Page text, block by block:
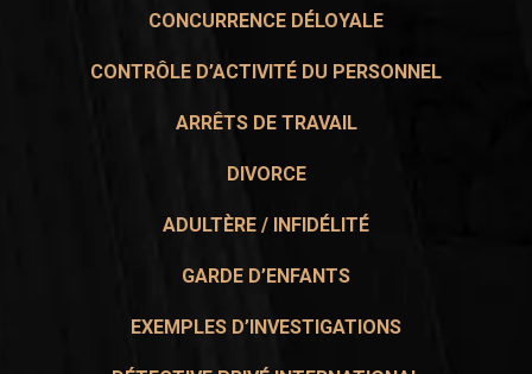
CONCURRENCE DÉLOYALE
CONTRÔLE D’ACTIVITÉ DU PERSONNEL
ARRÊTS DE TRAVAIL
DIVORCE
ADULTÈRE / INFIDÉLITÉ
GARDE D’ENFANTS
EXEMPLES D’INVESTIGATIONS